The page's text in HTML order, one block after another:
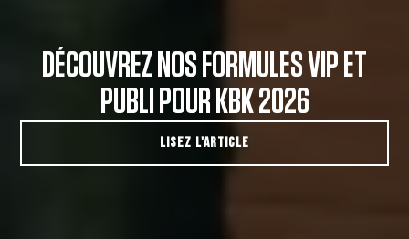
DÉCOUVREZ NOS FORMULES VIP ET
PUBLI POUR KBK 2026
LISEZ L'ARTICLE